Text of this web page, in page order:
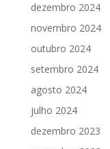
dezembro 2024
novembro 2024
outubro 2024
setembro 2024
agosto 2024
julho 2024
dezembro 2023